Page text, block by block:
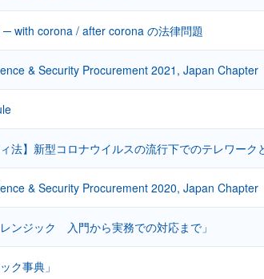
with corona / after corona の法律問題
& Security Procurement 2021, Japan Chapter
法】新型コロナウイルスの流行下でのテレワーク
& Security Procurement 2020, Japan Chapter
ンジック 入門から実務での対応まで」
ク事典」